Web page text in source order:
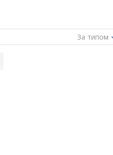
За типом